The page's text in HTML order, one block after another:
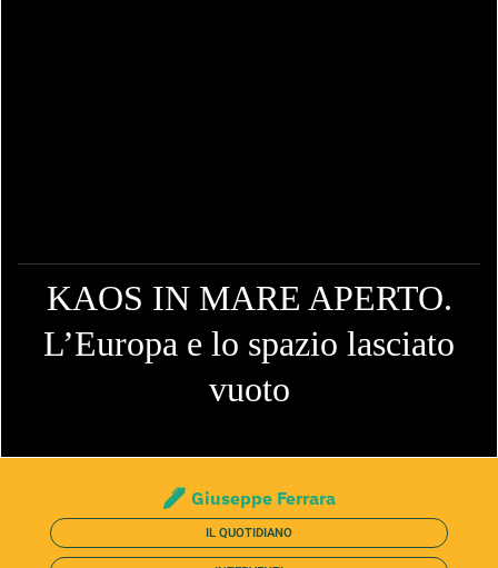
KAOS IN MARE APERTO.
L’Europa e lo spazio lasciato
vuoto
Giuseppe Ferrara
IL QUOTIDIANO